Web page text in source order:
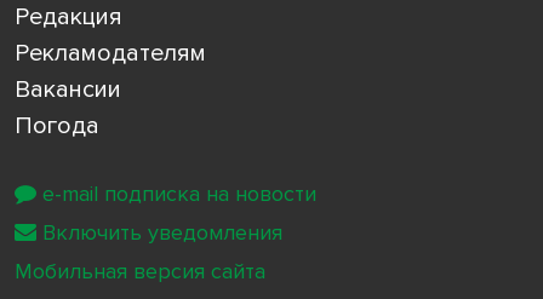
Редакция
Рекламодателям
Вакансии
Погода
e-mail подписка на новости
Включить уведомления
Мобильная версия сайта